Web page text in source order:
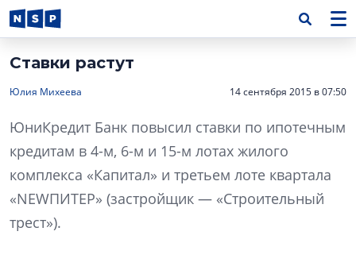
Ставки растут
Юлия Михеева 14 сентября 2015 в 07:50
ЮниКредит Банк повысил ставки по ипотечным
кредитам в 4-м, 6-м и 15-м лотах жилого
комплекса «Капитал» и третьем лоте квартала
«NEWПИТЕР» (застройщик — «Строительный
трест»).